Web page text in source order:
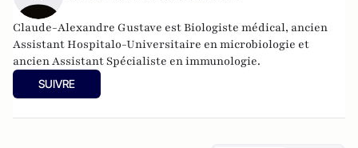
Claude-Alexandre Gustave est Biologiste médical, ancien
Assistant Hospitalo-Universitaire en microbiologie et
ancien Assistant Spécialiste en immunologie.
SUIVRE